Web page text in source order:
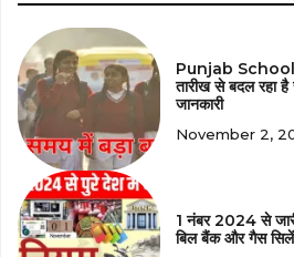
Punjab School
तारीख से बदल रहा
जानकारी
November 2,
1 नंबर 2024 से
बिल बैंक और गैस